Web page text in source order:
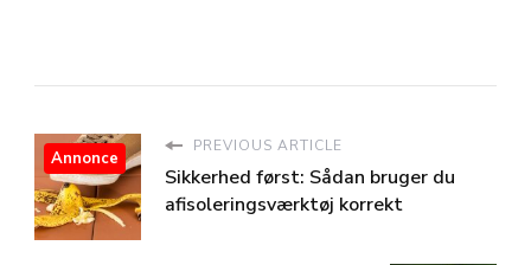
PREVIOUS ARTICLE
Sikkerhed først: Sådan bruger du
afisoleringsværktøj korrekt
Annonce